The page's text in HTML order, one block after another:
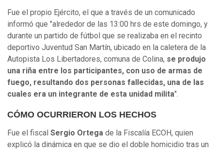
Fue el propio Ejército, el que a través de un comunicado
informó que "alrededor de las 13:00 hrs de este domingo, y
durante un partido de fútbol que se realizaba en el recinto
deportivo Juventud San Martín, ubicado en la caletera de la
Autopista Los Libertadores, comuna de Colina, se produjo
una riña entre los participantes, con uso de armas de
fuego, resultando dos personas fallecidas, una de las
cuales era un integrante de esta unidad milita".
CÓMO OCURRIERON LOS HECHOS
Fue el fiscal Sergio Ortega de la Fiscalía ECOH, quien
explicó la dinámica en que se dio el doble homicidio tras un